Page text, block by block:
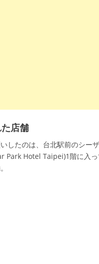
店舗
したのは、台北駅前のシー
Park Hotel Taipei)1階に入